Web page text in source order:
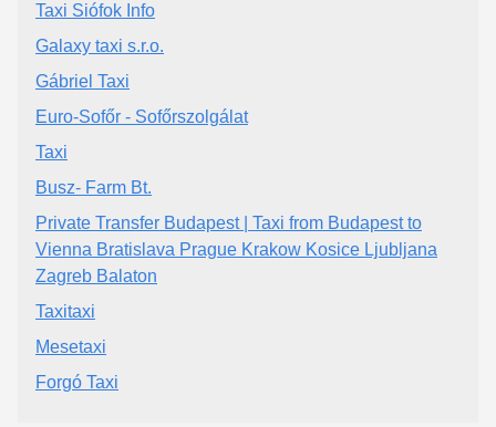
Taxi Siófok Info
Galaxy taxi s.r.o.
Gábriel Taxi
Euro-Sofőr - Sofőrszolgálat
Taxi
Busz- Farm Bt.
Private Transfer Budapest | Taxi from Budapest to
Vienna Bratislava Prague Krakow Kosice Ljubljana
Zagreb Balaton
Taxitaxi
Mesetaxi
Forgó Taxi